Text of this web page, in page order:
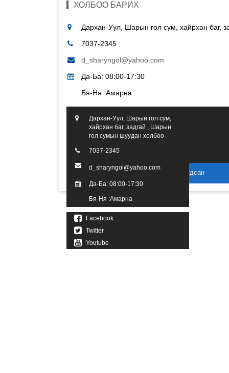
ХОЛБОО БАРИХ
Дархан-Уул, Шарын гол сум, хайрхан баг,
7037-2345
d_sharyngol@yahoo.com
Да-Ба: 08:00-17:30
Бя-Ня :Амарна
Дархан-Уул, Шарын гол сум,
хайрхан баг, задгай , Шарын
гол сумын шуудан холбоо
7037-2345
d_sharyngol@yahoo.com
Да-Ба: 08:00-17:30
Бя-Ня :Амарна
Facebook
Twitter
Youtube
2016 он. Бүх эрх хуулиар хамгаалагдсан